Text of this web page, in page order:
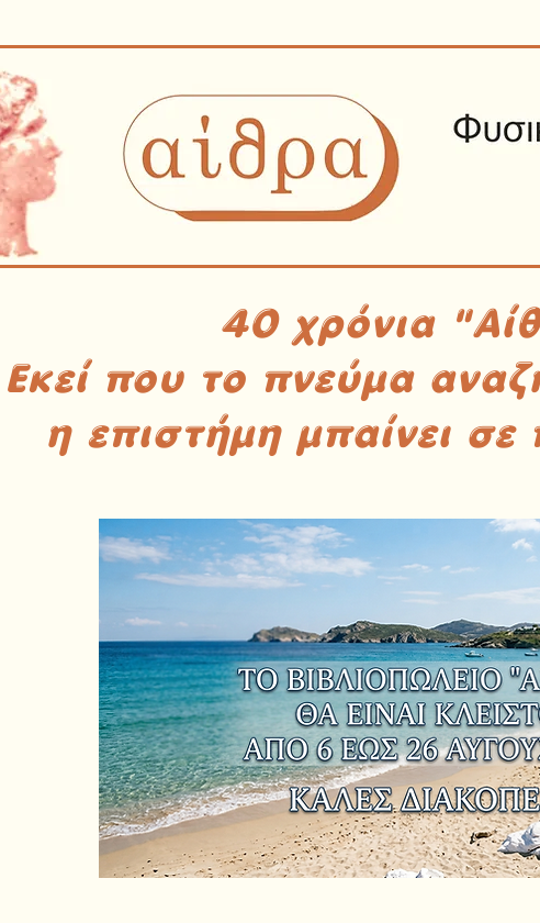
40 χρόνια
Εκεί που το πνεύμα
η επιστήμη μπαίνει